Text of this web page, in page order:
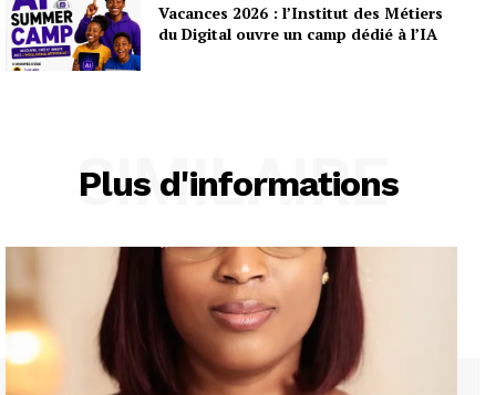
Vacances 2026 : l’Institut des Métiers
du Digital ouvre un camp dédié à l’IA
Plus d'informations
SIMILAIRE